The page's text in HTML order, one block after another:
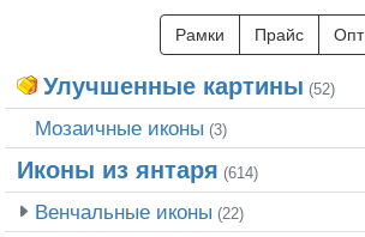
Рамки Прайс Опт
Улучшенные картины (52)
Мозаичные иконы (3)
Иконы из янтаря (614)
Венчальные иконы (22)